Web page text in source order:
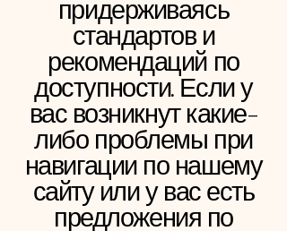
придерживаясь
стандартов и
рекомендаций по
доступности. Если у
вас возникнут какие-
либо проблемы при
навигации по нашему
сайту или у вас есть
предложения по